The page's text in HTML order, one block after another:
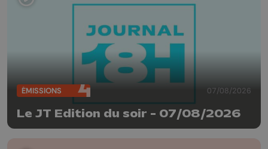
ÉMISSIONS 07/08/2026
Le JT Edition du soir - 07/08/2026